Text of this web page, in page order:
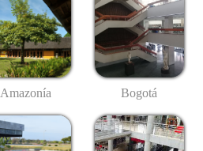
Amazonía Bogotá